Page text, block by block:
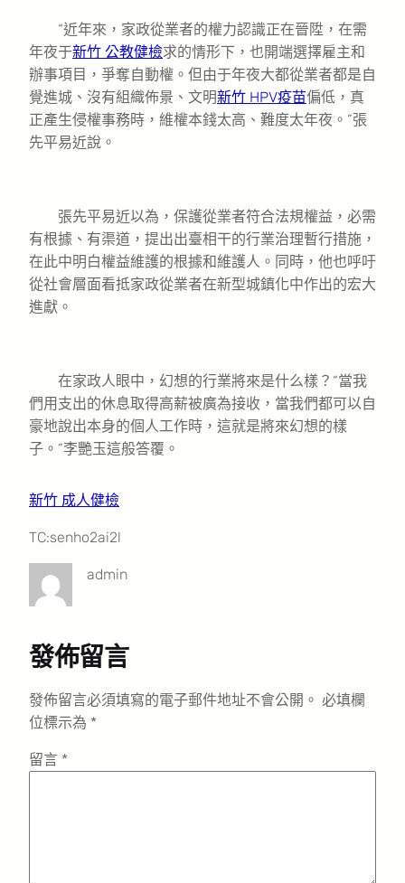
“近年來，家政從業者的權力認識正在晉陞，在需
年夜于新竹 公教健檢求的情形下，也開端選擇雇主和
辦事項目，爭奪自動權。但由于年夜大都從業者都是自
覺進城、沒有組織佈景、文明新竹 HPV疫苗偏低，真
正產生侵權事務時，維權本錢太高、難度太年夜。”張
先平易近說。
張先平易近以為，保護從業者符合法規權益，必需
有根據、有渠道，提出出臺相干的行業治理暫行措施，
在此中明白權益維護的根據和維護人。同時，他也呼吁
從社會層面看抵家政從業者在新型城鎮化中作出的宏大
進獻。
在家政人眼中，幻想的行業將來是什么樣？“當我
們用支出的休息取得高薪被廣為接收，當我們都可以自
豪地說出本身的個人工作時，這就是將來幻想的樣
子。”李艷玉這般答覆。
新竹 成人健檢
TC:senho2ai2l
admin
發佈留言
發佈留言必須填寫的電子郵件地址不會公開。 必填欄
位標示為 *
留言 *